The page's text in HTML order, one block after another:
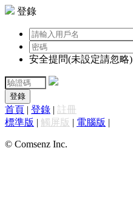
登錄
安全提問(未設定請忽略)
登錄
首頁 | 登錄 | 註冊
標準版 | 觸屏版 | 電腦版 |
© Comsenz Inc.